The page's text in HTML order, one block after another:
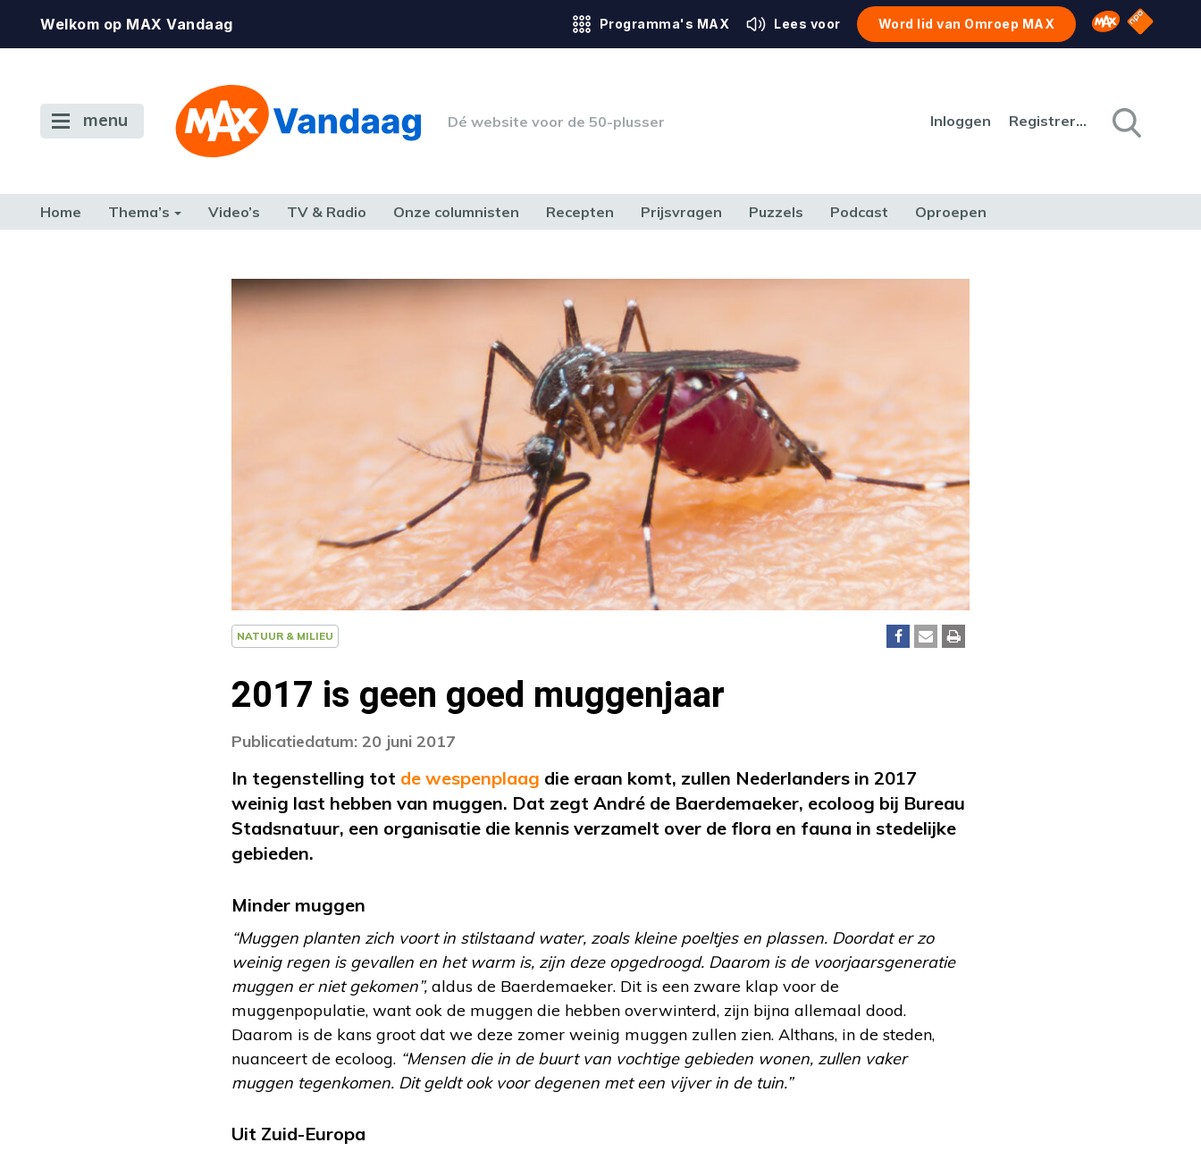
Welkom op MAX Vandaag Programma's MAX Lees voor Word lid van Omroep MAX Omroep MAX
NPO
menu Dé website voor de 50-plusser Inloggen Registreren
Home Thema’s Video’s TV & Radio Onze columnisten Recepten Prijsvragen Puzzels Podcast Oproepen
NATUUR & MILIEU
2017 is geen goed muggenjaar
Publicatiedatum: 20 juni 2017
In tegenstelling tot de wespenplaag die eraan komt, zullen Nederlanders in 2017
weinig last hebben van muggen. Dat zegt André de Baerdemaeker, ecoloog bij Bureau
Stadsnatuur, een organisatie die kennis verzamelt over de flora en fauna in stedelijke
gebieden.
Minder muggen
“Muggen planten zich voort in stilstaand water, zoals kleine poeltjes en plassen. Doordat er zo
weinig regen is gevallen en het warm is, zijn deze opgedroogd. Daarom is de voorjaarsgeneratie
muggen er niet gekomen”, aldus de Baerdemaeker. Dit is een zware klap voor de
muggenpopulatie, want ook de muggen die hebben overwinterd, zijn bijna allemaal dood.
Daarom is de kans groot dat we deze zomer weinig muggen zullen zien. Althans, in de steden,
nuanceert de ecoloog. “Mensen die in de buurt van vochtige gebieden wonen, zullen vaker
muggen tegenkomen. Dit geldt ook voor degenen met een vijver in de tuin.”
Uit Zuid-Europa